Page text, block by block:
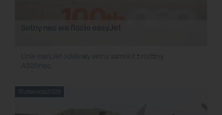
Setny neo we flocie easyJet
Linie easyJet odebrały setny samolot z rodziny
A320neo.
10 czerwca 2026